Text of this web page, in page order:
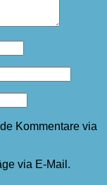
Kommentare via
via E-Mail.